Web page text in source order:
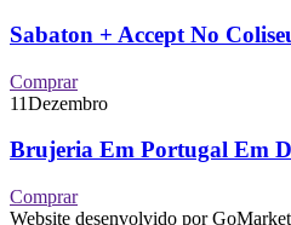
Sabaton + Accept No
Comprar
11Dezembro
Brujeria Em Portugal Em
Comprar
Website desenvolvido por GoMarket